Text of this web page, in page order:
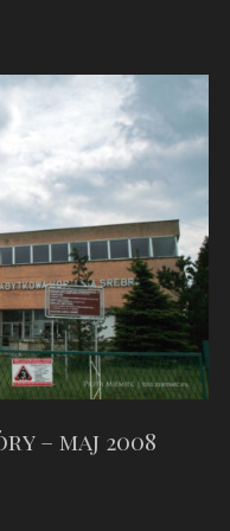
– maj 2008